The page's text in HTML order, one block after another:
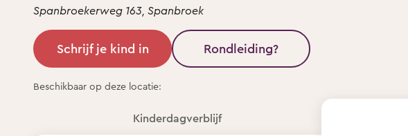
Spanbroekerweg 163, Spanbroek
Schrijf je kind in Rondleiding?
Beschikbaar op deze locatie:
Kinderdagverblijf